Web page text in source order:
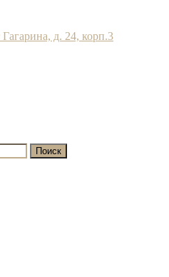
д. 24, корп.3
Поиск